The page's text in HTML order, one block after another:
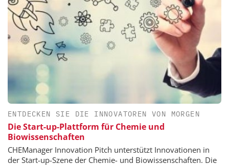
ENTDECKEN SIE DIE INNOVATOREN VON MORGEN
Die Start-up-Plattform für Chemie und
Biowissenschaften
CHEManager Innovation Pitch unterstützt Innovationen in
der Start-up-Szene der Chemie- und Biowissenschaften. Die